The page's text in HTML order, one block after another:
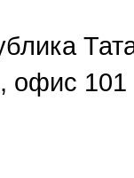
офис 101